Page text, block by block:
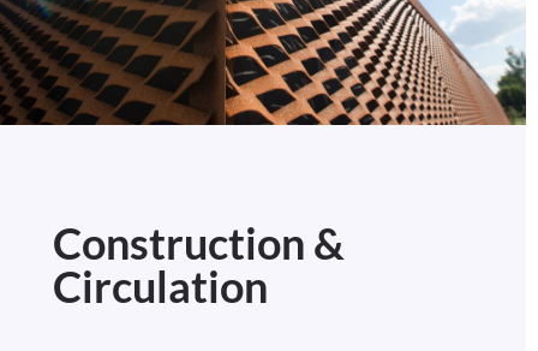
Construction &
Circulation